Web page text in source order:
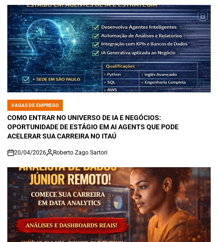
POSTED
IN
VAGAS DE EMPREGO
COMO ENTRAR NO UNIVERSO DE IA E NEGÓCIOS:
OPORTUNIDADE DE ESTÁGIO EM AI AGENTS QUE PODE
ACELERAR SUA CARREIRA NO ITAÚ
on
20/04/2026 Roberto Zago Sartori